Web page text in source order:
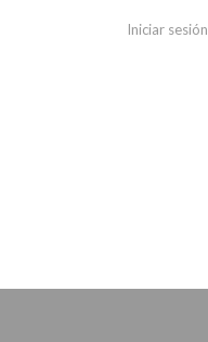
Iniciar sesión